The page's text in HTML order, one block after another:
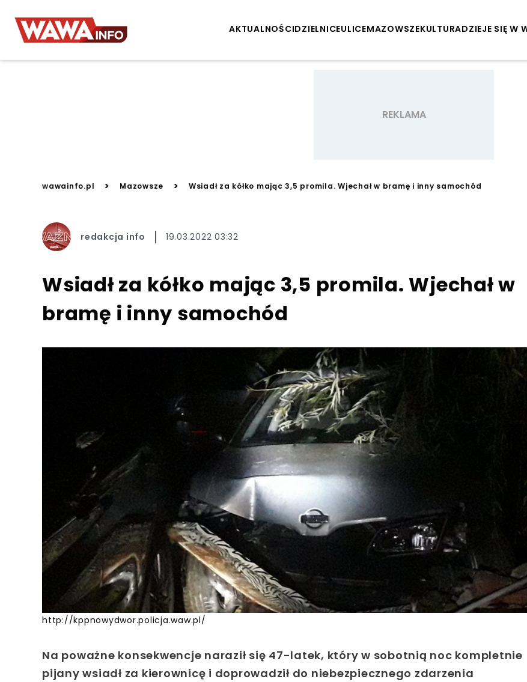
AKTUALNOŚCIDZIELNICEULICEMAZOWSZEKULTURADZIEJE SIĘ W
wawainfo.pl > Mazowsze > Wsiadł za kółko mając 3,5 promila. Wjechał w bramę i inny samochód
redakcja info 19.03.2022 03:32
Wsiadł za kółko mając 3,5 promila. Wjechał w
bramę i inny samochód
http://kppnowydwor.policja.waw.pl/
Na poważne konsekwencje naraził się 47-latek, który w sobotnią noc kompletnie
pijany wsiadł za kierownicę i doprowadził do niebezpiecznego zdarzenia